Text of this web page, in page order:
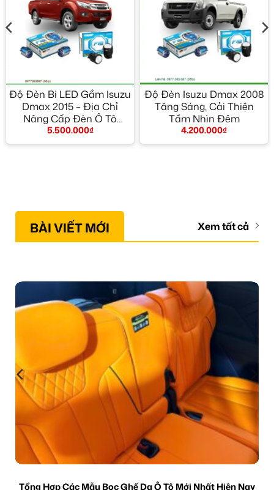
Độ Đèn Bi LED Gầm Isuzu
Dmax 2015 – Địa Chỉ
Nâng Cấp Đèn Ô Tô
Chính Hãng TPHCM
5.500.000₫
Độ Đèn Isuzu Dmax 2008
Tăng Sáng, Cải Thiện
Tầm Nhìn Đêm
4.200.000₫
BÀI VIẾT MỚI Xem tất cả
Tổng Hợp Các Mẫu Bọc Ghế Da Ô Tô Mới Nhất Hiện Nay